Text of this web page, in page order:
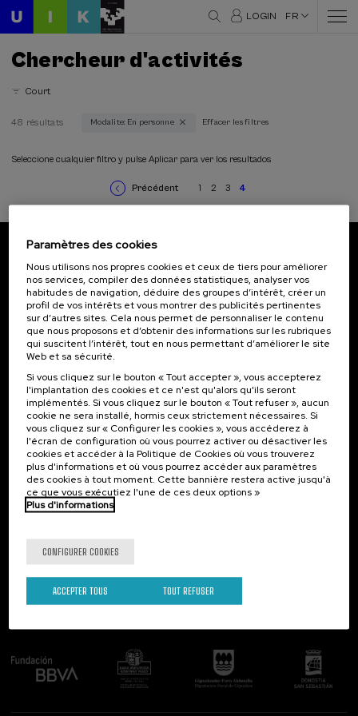
LOGIN FR
Chercheur d'activités
Court
Architecture et Urbanisme (2)
Culture et art (3)
Durabilité (10)
Education (2)
Histoire (8)
Linguistique et littérature (4)
Philosophie (1)
Psychologie (4)
Santé (11)
Société (20)
Vieillissement (2)
Économie et entreprises (6)
Égalité (3)
Modalité
En personne (48)
Cours d'été (35)
DSF (7)
Programmes spéciaux
Aprender Para Enseñar – Gobierno Vasco (1)
48 résultats Modalite: En personne Effacer les filtres
Seleccione cualquier filtro y pulse Aplicar para ver los resultados
Page
précédente
Précédent Page
1 Page
2 Page
3
Page
courante
4
Abonnez-vous à notre bulletin
Inscrivez-vous pour être le premier à recevoir les
actualités de l'UIK.
S'abonner
Contact
Palacio Miramar
Paseo de Miraconcha, 48
20007 Donostia / San Sebastián
Gipuzkoa, Spain
Contactez-nous!
Intéressant...
Activités précédentes
Paramètres des cookies
Nous utilisons nos propres cookies et ceux de tiers pour améliorer
nos services, compiler des données statistiques, analyser vos
habitudes de navigation, déduire des groupes d’intérêt, créer un
profil de vos intérêts et vous montrer des publicités pertinentes
sur d’autres sites. Cela nous permet de personnaliser le contenu
que nous proposons et d’obtenir des informations sur les rubriques
qui suscitent l’intérêt, tout en nous permettant d’améliorer le site
Web et sa sécurité.
Si vous cliquez sur le bouton « Tout accepter », vous accepterez
l'implantation des cookies et ce n'est qu'alors qu'ils seront
implémentés. Si vous cliquez sur le bouton « Tout refuser », aucun
cookie ne sera installé, hormis ceux strictement nécessaires. Si
vous cliquez sur « Configurer les cookies », vous accéderez à
l'écran de configuration où vous pourrez activer ou désactiver les
cookies et accéder à la Politique de Cookies où vous trouverez
plus d'informations et où vous pourrez accéder aux paramètres
des cookies à tout moment. Cette bannière restera active jusqu'à
ce que vous exécutiez l'une de ces deux options »
Plus d'informations
CONFIGURER COOKIES
TOUT REFUSER
ACCEPTER TOUS